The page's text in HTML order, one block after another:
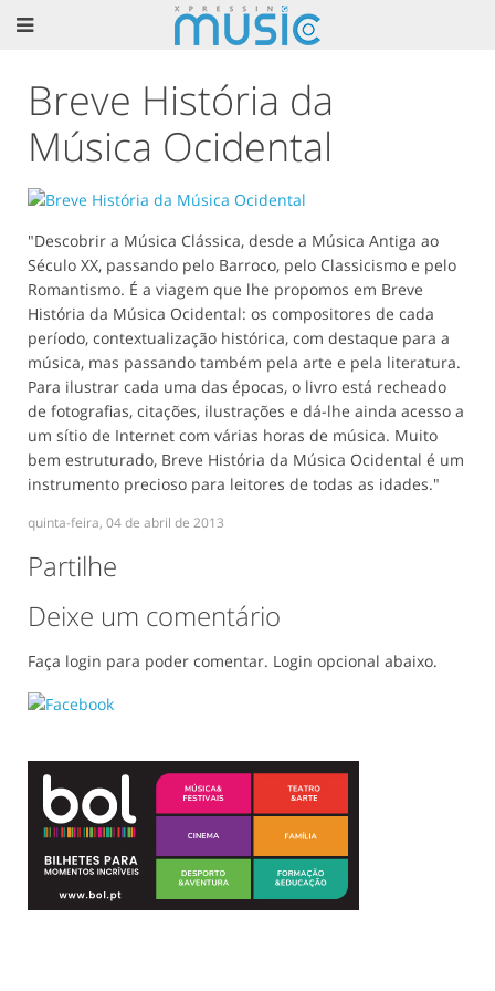
Breve História da
Música Ocidental
"Descobrir a Música Clássica, desde a Música Antiga ao
Século XX, passando pelo Barroco, pelo Classicismo e pelo
Romantismo. É a viagem que lhe propomos em Breve
História da Música Ocidental: os compositores de cada
período, contextualização histórica, com destaque para a
música, mas passando também pela arte e pela literatura.
Para ilustrar cada uma das épocas, o livro está recheado
de fotografias, citações, ilustrações e dá-lhe ainda acesso a
um sítio de Internet com várias horas de música. Muito
bem estruturado, Breve História da Música Ocidental é um
instrumento precioso para leitores de todas as idades."
quinta-feira, 04 de abril de 2013
Partilhe
Deixe um comentário
Faça login para poder comentar. Login opcional abaixo.